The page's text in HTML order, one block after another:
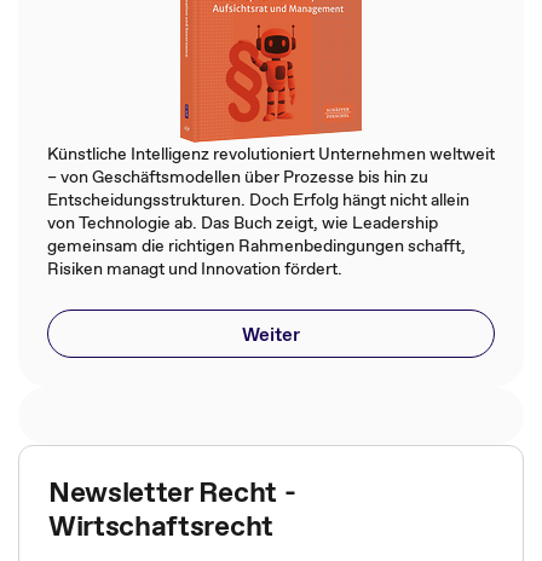
Künstliche Intelligenz revolutioniert Unternehmen weltweit
– von Geschäftsmodellen über Prozesse bis hin zu
Entscheidungsstrukturen. Doch Erfolg hängt nicht allein
von Technologie ab. Das Buch zeigt, wie Leadership
gemeinsam die richtigen Rahmenbedingungen schafft,
Risiken managt und Innovation fördert.
Weiter
Newsletter Recht -
Wirtschaftsrecht